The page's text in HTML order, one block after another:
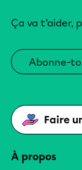
Ça va t’aider,
Abonne-
Faire
À propos